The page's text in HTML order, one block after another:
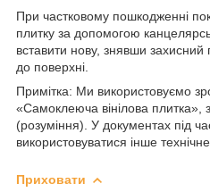
При частковому пошкодженні
плитку за допомогою
вставити нову, знявши
до поверхні.
Примітка: Ми використовуємо
«Самоклеюча вінілова плитка»,
(розуміння). У документах під
використовуватися інше
Приховати